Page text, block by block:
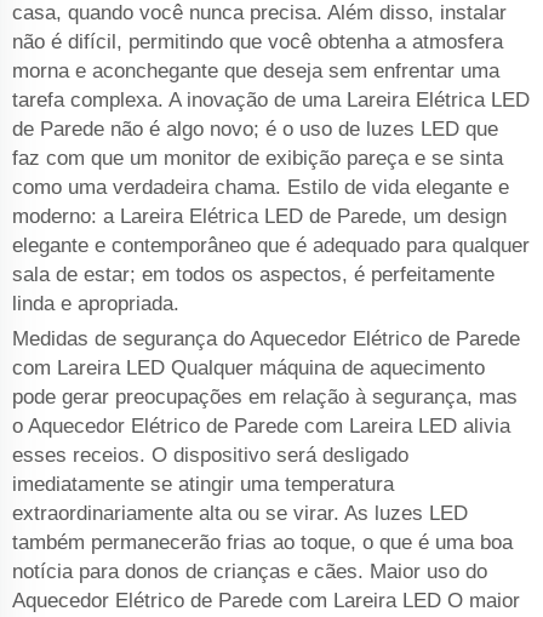
casa, quando você nunca precisa. Além disso, instalar
não é difícil, permitindo que você obtenha a atmosfera
morna e aconchegante que deseja sem enfrentar uma
tarefa complexa. A inovação de uma Lareira Elétrica LED
de Parede não é algo novo; é o uso de luzes LED que
faz com que um monitor de exibição pareça e se sinta
como uma verdadeira chama. Estilo de vida elegante e
moderno: a Lareira Elétrica LED de Parede, um design
elegante e contemporâneo que é adequado para qualquer
sala de estar; em todos os aspectos, é perfeitamente
linda e apropriada.
Medidas de segurança do Aquecedor Elétrico de Parede
com Lareira LED Qualquer máquina de aquecimento
pode gerar preocupações em relação à segurança, mas
o Aquecedor Elétrico de Parede com Lareira LED alivia
esses receios. O dispositivo será desligado
imediatamente se atingir uma temperatura
extraordinariamente alta ou se virar. As luzes LED
também permanecerão frias ao toque, o que é uma boa
notícia para donos de crianças e cães. Maior uso do
Aquecedor Elétrico de Parede com Lareira LED O maior